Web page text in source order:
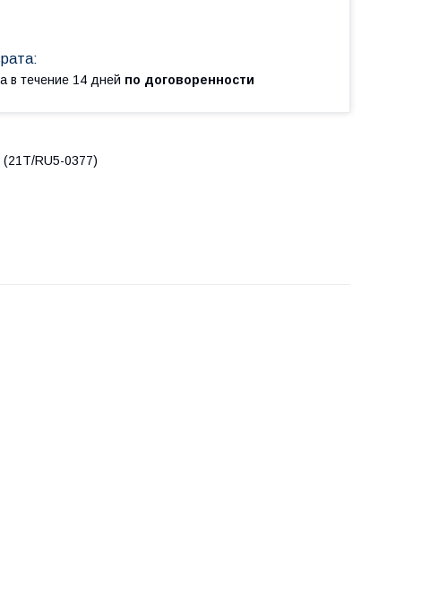
в течение 14 дней по договоренности
RU5-0377)